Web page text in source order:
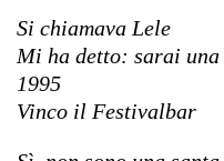
Si chiamava Lele
Mi ha detto: sarai
1995
Vinco il Festivalbar